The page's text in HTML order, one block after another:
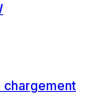
chargement